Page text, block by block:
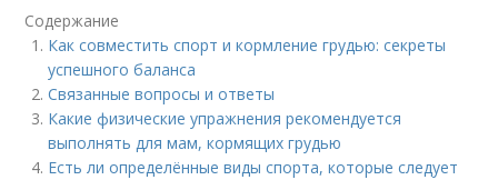
Содержание
Как совместить спорт и кормление грудью: секреты
успешного баланса
Связанные вопросы и ответы
Какие физические упражнения рекомендуется
выполнять для мам, кормящих грудью
Есть ли определённые виды спорта, которые следует